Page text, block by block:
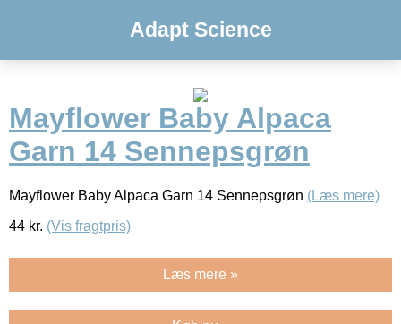
Adapt Science
Mayflower Baby Alpaca
Garn 14 Sennepsgrøn
Mayflower Baby Alpaca Garn 14 Sennepsgrøn (Læs mere)
44 kr. (Vis fragtpris)
Læs mere »